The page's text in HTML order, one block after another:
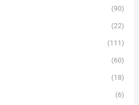
(90)
(22)
(111)
(60)
(18)
(6)